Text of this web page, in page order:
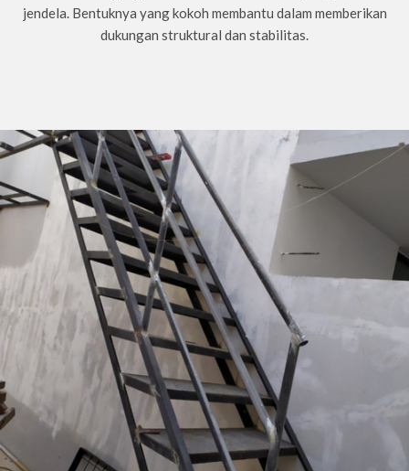
jendela. Bentuknya yang kokoh membantu dalam memberikan
dukungan struktural dan stabilitas.